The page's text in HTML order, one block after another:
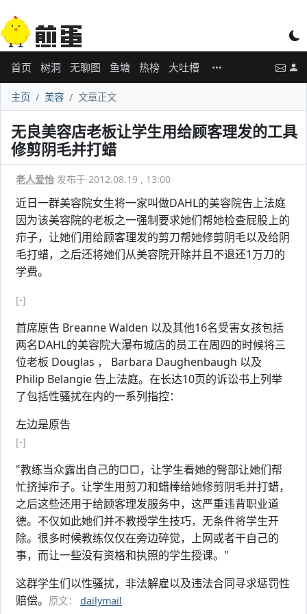
首页 树洞 无聊图 鱼塘 热榜 大吐槽
主页 美容 文章正文
无良美容店老板让学生用给顾客理发的工具
修剪阴毛并打蜡
老人爱怡 发布于 2012.08.19 , 13:00
近日一群美容院女生将一家叫做DAHL的美容院告上法庭
因为该美容院的老板之一强制要求她们帮她检查屁股上的
疖子，让她们用给顾客理发的剪刀帮她修剪阴毛以及给阴
毛打蜡，之后还将她们从美容院开除并且不退还1万刀的
学费。
[-]
首席原告 Breanne Walden 以及其他16名受害女孩包括
两名DAHL的美容院大瀑布城店的员工在周四的时候将三
位老板 Douglas ， Barbara Daughenbaugh 以及
Philip Belangie 告上法庭。在长达10页的诉讼书上列举
了包括性骚扰在内的一系列指控：
左边是原告
[-]
"教练当众露出自己的□□，让学生看她的臀部让她们帮
忙挤掉疖子。让学生用剪刀和蜡棒给她修剪阴毛并打蜡，
之后这些还用于给顾客理发服务中，这严重违背职业道
德。不仅如此她们并不教授学生技巧，无条件将学生开
除。很多时候教练仅仅在旁边碎觉，上网或者干自己的
事，而让一些没有资格和执照的学生授课。"
这群学生们以性骚扰，非法解雇以及违法合同寻求惩罚性
赔偿。 原文： dailymail